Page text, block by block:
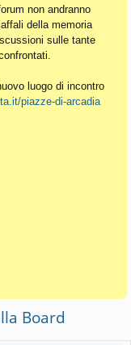
non andranno
della memoria
sulle tante
luogo di incontro
piazze-di-arcadia
Board